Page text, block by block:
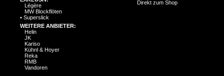
Légère
MW Blockflöten
• Superslick
WEITERE ANBIETER:
Helin
JK
Kariso
Kühnl & Hoyer
Reka
RMB
Vandoren
Direkt zum Shop